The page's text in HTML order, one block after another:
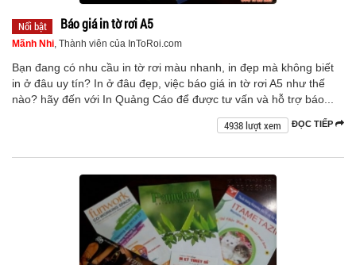
Nổi bật Báo giá in tờ rơi A5
Mãnh Nhi , Thành viên của InToRoi.com
Bạn đang có nhu cầu in tờ rơi màu nhanh, in đẹp mà không biết
in ở đâu uy tín? In ở đâu đẹp, việc báo giá in tờ rơi A5 như thế
nào? hãy đến với In Quảng Cáo để được tư vấn và hỗ trợ báo...
ĐỌC TIẾP
4938 lượt xem